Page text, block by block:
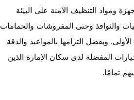
التنظيف الآمنة على البيئة
والنوافذ وحتى المفروشات والحمامات
وبفضل التزامها بالمواعيد والدقة
المفضلة لدى سكان الإمارة الذين
تمامًا.